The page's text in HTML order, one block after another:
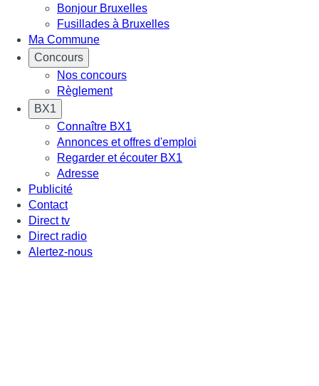
Bonjour Bruxelles
Fusillades à Bruxelles
Ma Commune
Concours
Nos concours
Règlement
BX1
Connaître BX1
Annonces et offres d'emploi
Regarder et écouter BX1
Adresse
Publicité
Contact
Direct tv
Direct radio
Alertez-nous